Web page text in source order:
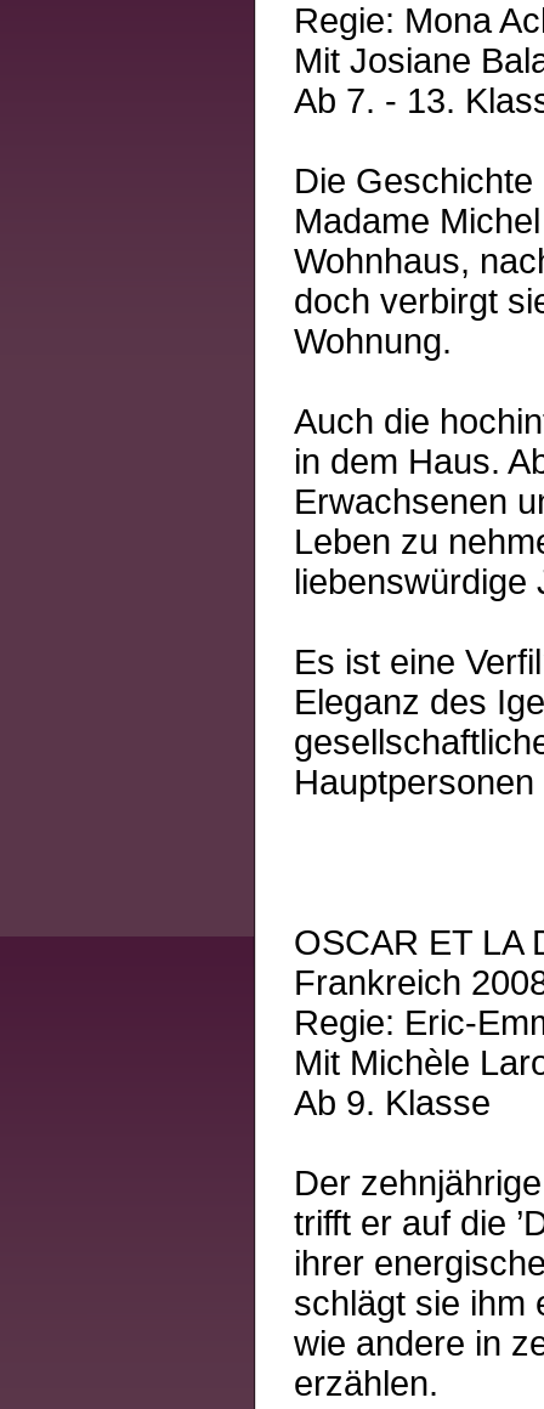
Regie: Mona
Mit Josiane
Ab 7. - 13.
Die
Madame
Wohnhaus,
doch verbirgt
Wohnung.
Auch die
in dem Haus.
Erwachsenen
Leben zu
Es ist eine
Eleganz des
OSCAR ET LA
Frankreich
Regie: Eric-
Mit Michèle
Ab 9. Klasse
Der
trifft er auf die
ihrer
schlägt sie ihm
wie andere in
erzählen.